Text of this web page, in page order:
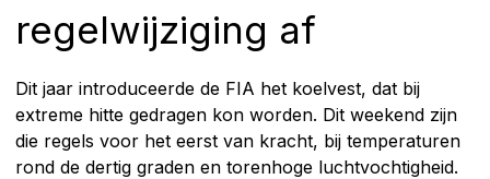
regelwijziging af
Dit jaar introduceerde de FIA het koelvest, dat bij
extreme hitte gedragen kon worden. Dit weekend zijn
die regels voor het eerst van kracht, bij temperaturen
rond de dertig graden en torenhoge luchtvochtigheid.